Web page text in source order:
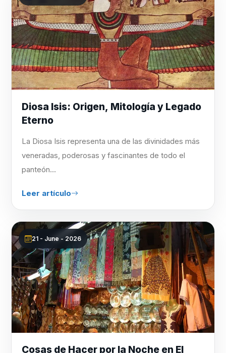
Diosa Isis: Origen, Mitología y Legado
Eterno
La Diosa Isis representa una de las divinidades más
veneradas, poderosas y fascinantes de todo el
panteón...
Leer artículo
21 - June - 2026
Cosas de Hacer por la Noche en El